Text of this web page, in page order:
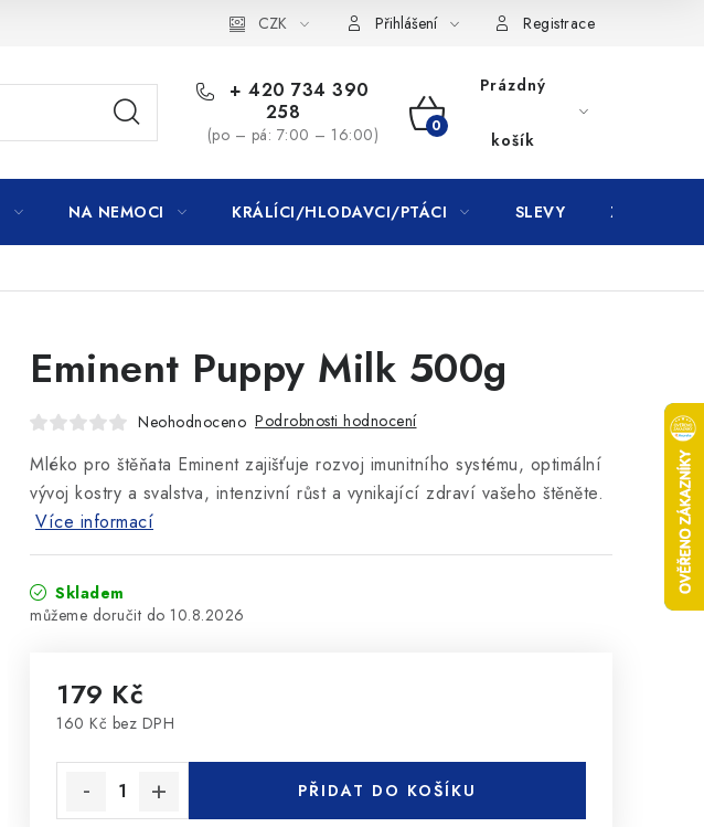
CZK Přihlášení Registrace
+ 420 734 390
258
(po – pá: 7:00 – 16:00)
NÁKUPNÍ
KOŠÍK
Prázdný
košík
NA NEMOCI KRÁLÍCI/HLODAVCI/PTÁCI SLEVY ZNAČKY
Eminent Puppy Milk 500g
Neohodnoceno Podrobnosti hodnocení
Mléko pro štěňata Eminent zajišťuje rozvoj imunitního systému, optimální
vývoj kostry a svalstva, intenzivní růst a vynikající zdraví vašeho štěněte.
Více informací
Skladem
10.8.2026
179 Kč
160 Kč bez DPH
PŘIDAT DO KOŠÍKU